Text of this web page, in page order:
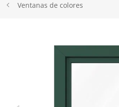
Puertas Entrada
Ventanas de colores